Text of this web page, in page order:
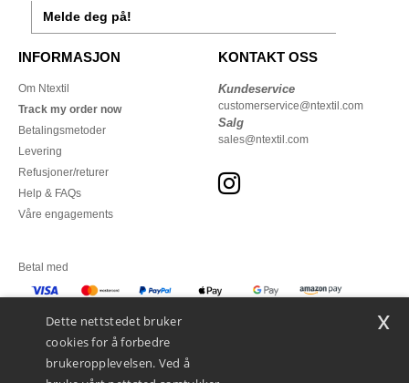
Melde deg på!
INFORMASJON
Om Ntextil
Track my order now
Betalingsmetoder
Levering
Refusjoner/returer
Help & FAQs
Våre engagements
KONTAKT OSS
Kundeservice
customerservice@ntextil.com
Salg
sales@ntextil.com
Betal med
Dette nettstedet bruker
cookies for å forbedre
brukeropplevelsen. Ved å
x